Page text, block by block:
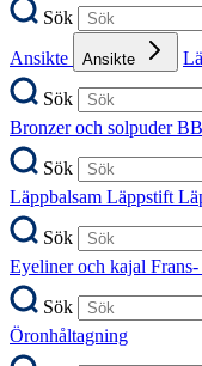
Sök
Ansikte
Ansikte
Sök
Bronzer och solpuder
Sök
Läppbalsam Läppstift
Sök
Eyeliner och kajal
Sök
Öronhåltagning